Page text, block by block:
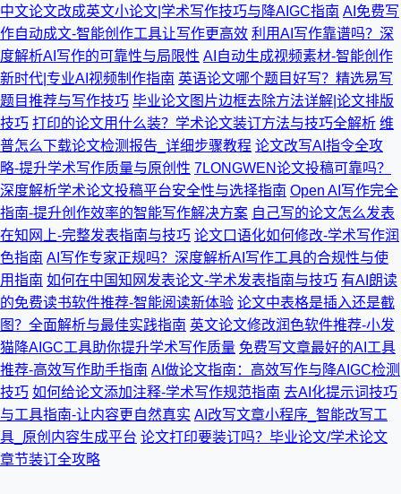
中文论文改成英文小论文|学术写作技巧与降AIGC指南 AI免费写
作自动成文-智能创作工具让写作更高效 利用AI写作靠谱吗？深
度解析AI写作的可靠性与局限性 AI自动生成视频素材-智能创作
新时代|专业AI视频制作指南 英语论文哪个题目好写？精选易写
题目推荐与写作技巧 毕业论文图片边框去除方法详解|论文排版
技巧 打印的论文用什么装？学术论文装订方法与技巧全解析 维
普怎么下载论文检测报告_详细步骤教程 论文改写AI指令全攻
略-提升学术写作质量与原创性 7LONGWEN论文投稿可靠吗？
深度解析学术论文投稿平台安全性与选择指南 Open AI写作完全
指南-提升创作效率的智能写作解决方案 自己写的论文怎么发表
在知网上-完整发表指南与技巧 论文口语化如何修改-学术写作润
色指南 AI写作专家正规吗？深度解析AI写作工具的合规性与使
用指南 如何在中国知网发表论文-学术发表指南与技巧 有AI朗读
的免费读书软件推荐-智能阅读新体验 论文中表格是插入还是截
图？全面解析与最佳实践指南 英文论文修改润色软件推荐-小发
猫降AIGC工具助你提升学术写作质量 免费写文章最好的AI工具
推荐-高效写作助手指南 AI做论文指南：高效写作与降AIGC检测
技巧 如何给论文添加注释-学术写作规范指南 去AI化提示词技巧
与工具指南-让内容更自然真实 AI改写文章小程序_智能改写工
具_原创内容生成平台 论文打印要装订吗？毕业论文/学术论文
章节装订全攻略